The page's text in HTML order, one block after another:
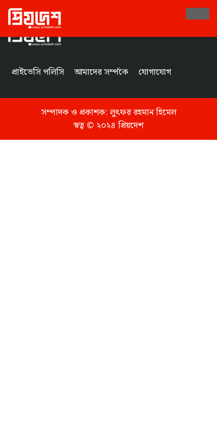
Tag
প্রাইভেসি পলিসি আমাদের সর্ম্পকে যোগাযোগ
সম্পাদক ও প্রকাশক: লুৎফর রহমান হিমেল
স্বত্ব © ২০২৪ প্রিয়দেশ